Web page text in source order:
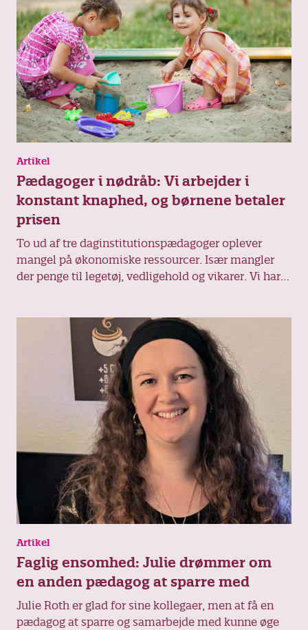
Artikel
Pædagoger i nødråb: Vi arbejder i
konstant knaphed, og børnene betaler
prisen
To ud af tre daginstitutionspædagoger oplever
mangel på økonomiske ressourcer. Især mangler
der penge til legetøj, vedligehold og vikarer. Vi har
politikerne.
Artikel
Faglig ensomhed: Julie drømmer om
en anden pædagog at sparre med
Julie Roth er glad for sine kollegaer, men at få en
pædagog at sparre og samarbejde med kunne øge